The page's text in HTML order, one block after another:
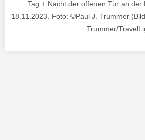
Tag + Nacht der offenen Tür an der
18.11.2023. Foto: ©Paul J. Trummer
Trummer/